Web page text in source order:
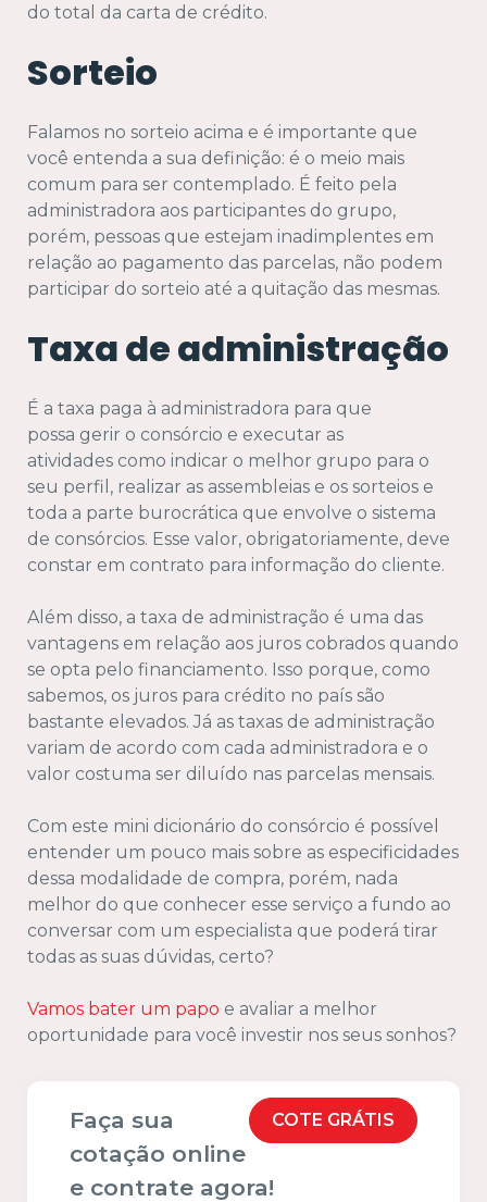
100 %
do total da carta de crédito.
Sorteio
Falamos no sorteio acima e é importante que
você entenda a sua definição: é o meio mais
comum para ser contemplado. É feito pela
administradora aos participantes do grupo,
porém, pessoas que estejam inadimplentes em
relação ao pagamento das parcelas, não podem
participar do sorteio até a quitação das mesmas.
Taxa de administração
É a taxa paga à administradora para que
possa gerir o consórcio e executar as
atividades como indicar o melhor grupo para o
seu perfil, realizar as assembleias e os sorteios e
toda a parte burocrática que envolve o sistema
de consórcios. Esse valor, obrigatoriamente, deve
constar em contrato para informação do cliente.
Além disso, a taxa de administração é uma das
vantagens em relação aos juros cobrados quando
se opta pelo financiamento. Isso porque, como
sabemos, os juros para crédito no país são
bastante elevados. Já as taxas de administração
variam de acordo com cada administradora e o
valor costuma ser diluído nas parcelas mensais.
Com este mini dicionário do consórcio é possível
entender um pouco mais sobre as especificidades
dessa modalidade de compra, porém, nada
melhor do que conhecer esse serviço a fundo ao
conversar com um especialista que poderá tirar
todas as suas dúvidas, certo?
Vamos bater um papo e avaliar a melhor
oportunidade para você investir nos seus sonhos?
COTE GRÁTIS
Faça sua
cotação online
e contrate agora!